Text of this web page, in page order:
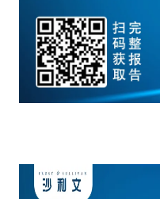
餐饮与新零售
智能家居
科技、媒体和通信
企业咨询服务
公司动态
媒体报道
活动
关于我们
中国管理团队